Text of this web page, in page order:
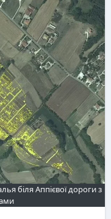
біля Аппієвої дороги з